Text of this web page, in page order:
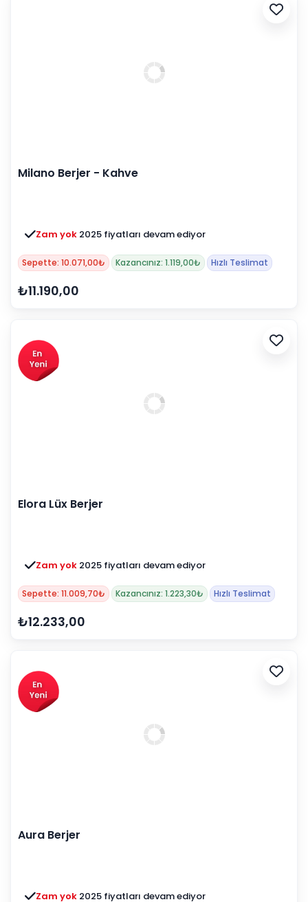
Milano Berjer - Kahve
Zam yok 2025 fiyatları devam ediyor
Sepette: 10.071,00₺ Kazancınız: 1.119,00₺ Hızlı Teslimat
₺11.190,00
Elora Lüx Berjer
Zam yok 2025 fiyatları devam ediyor
Sepette: 11.009,70₺ Kazancınız: 1.223,30₺ Hızlı Teslimat
₺12.233,00
Aura Berjer
Zam yok 2025 fiyatları devam ediyor